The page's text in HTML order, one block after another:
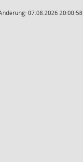
07.08.2026 20:00:58